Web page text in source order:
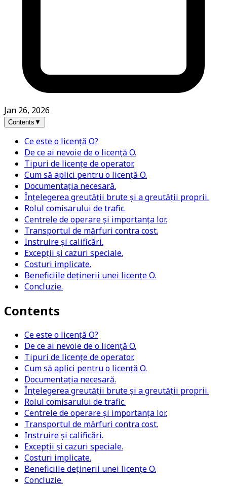
Jan 26, 2026
Contents ▼
Ce este o licență O?
De ce ai nevoie de o licență O.
Tipuri de licențe de operator.
Cum să aplici pentru o licență O.
Documentația necesară.
Înțelegerea greutății brute și a greutății proprii.
Rolul comisarului de trafic.
Centrele de operare și importanța lor.
Transportul de mărfuri contra cost.
Instruire și calificări.
Excepții și cazuri speciale.
Costuri implicate.
Beneficiile deținerii unei licențe O.
Concluzie.
Contents
Ce este o licență O?
De ce ai nevoie de o licență O.
Tipuri de licențe de operator.
Cum să aplici pentru o licență O.
Documentația necesară.
Înțelegerea greutății brute și a greutății proprii.
Rolul comisarului de trafic.
Centrele de operare și importanța lor.
Transportul de mărfuri contra cost.
Instruire și calificări.
Excepții și cazuri speciale.
Costuri implicate.
Beneficiile deținerii unei licențe O.
Concluzie.